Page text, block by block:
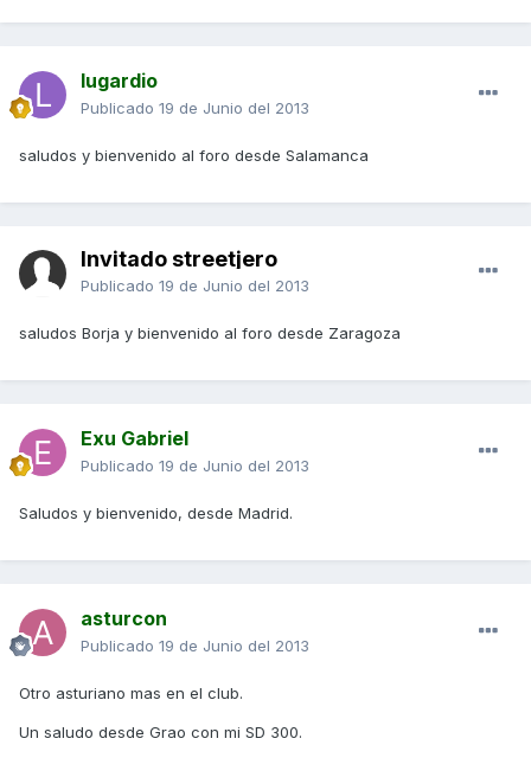
lugardio
Publicado 19 de Junio del 2013
saludos y bienvenido al foro desde Salamanca
Invitado streetjero
Publicado 19 de Junio del 2013
saludos Borja y bienvenido al foro desde Zaragoza
Exu Gabriel
Publicado 19 de Junio del 2013
Saludos y bienvenido, desde Madrid.
asturcon
Publicado 19 de Junio del 2013
Otro asturiano mas en el club.
Un saludo desde Grao con mi SD 300.